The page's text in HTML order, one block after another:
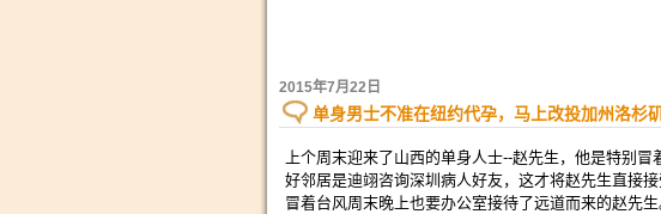
2015年7月22日
单身男士不准在纽约代孕，马上改投加州洛杉矶
上个周末迎来了山西的单身人士--赵先生，他是特别
好邻居是迪翊咨询深圳病人好友，这才将赵先生直接
冒着台风周末晚上也要办公室接待了远道而来的赵先